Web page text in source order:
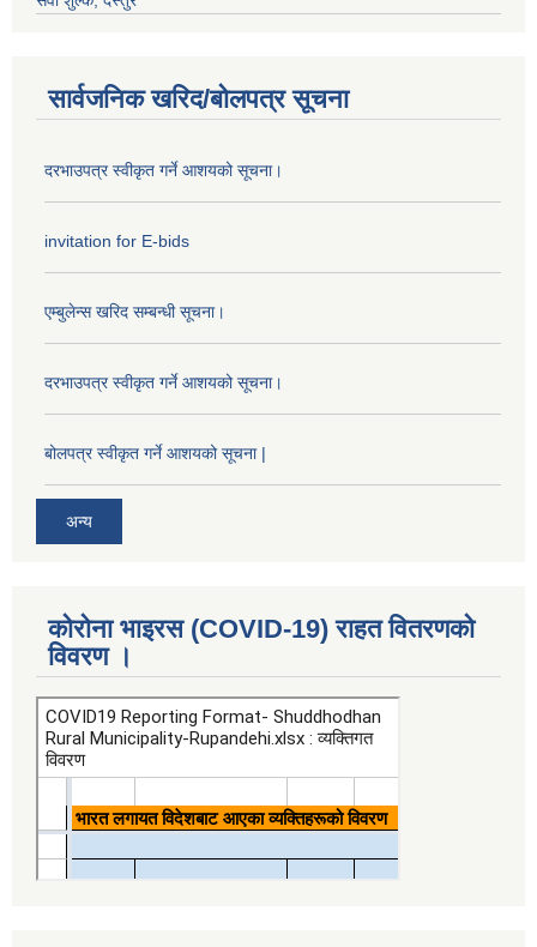
सार्वजनिक खरिद/बोलपत्र सूचना
दरभाउपत्र स्वीकृत गर्ने आशयको सूचना।
invitation for E-bids
एम्बुलेन्स खरिद सम्बन्धी सूचना।
दरभाउपत्र स्वीकृत गर्ने आशयको सूचना।
बोलपत्र स्वीकृत गर्ने आशयको सूचना |
अन्य
कोरोना भाइरस (COVID-19) राहत वितरणको
विवरण ।